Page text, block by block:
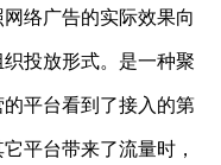
络广告的实际效果向
投放形式。是一种聚
平台看到了接入的第
平台带来了流量时，